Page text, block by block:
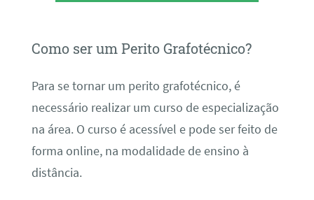
Como ser um Perito Grafotécnico?
Para se tornar um perito grafotécnico, é
necessário realizar um curso de especialização
na área. O curso é acessível e pode ser feito de
forma online, na modalidade de ensino à
distância.